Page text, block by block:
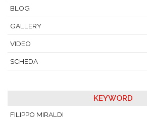
BLOG
GALLERY
VIDEO
SCHEDA
KEYWORD
FILIPPO MIRALDI